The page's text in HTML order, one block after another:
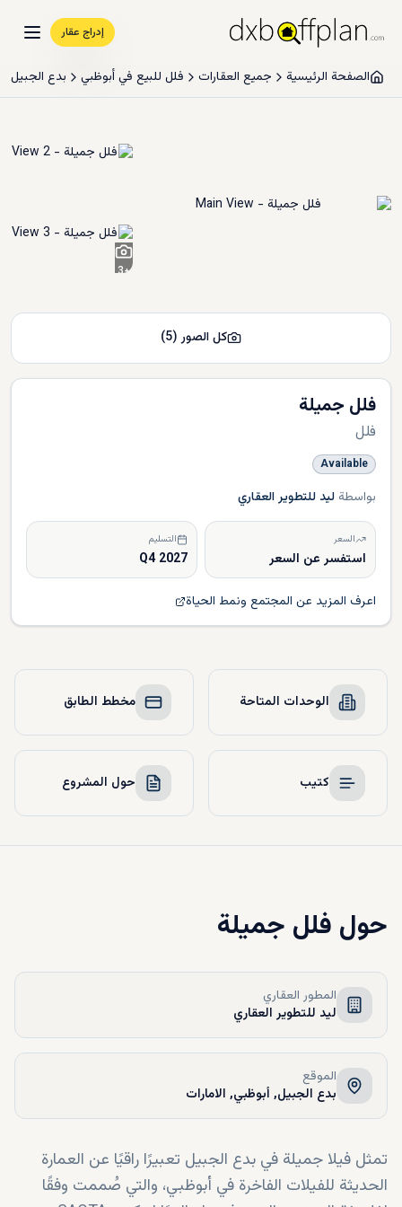
إدراج عقار
الصفحة الرئيسية جميع العقارات فلل للبيع في أبوظبي بدع الجبيل
فلل جميلة
فلل
Available
بواسطة ليد للتطوير العقاري
السعر
استفسر عن السعر
التسليم
Q4 2027
اعرف المزيد عن المجتمع ونمط الحياة
+
3
كل الصور(
5
)
الوحدات المتاحة مخطط الطابق
كتيب حول المشروع
حول فلل جميلة
المطور العقاري
ليد للتطوير العقاري
الموقع
بدع الجبيل, أبوظبي, الامارات
تمثل فيلا جميلة في بدع الجبيل تعبيرًا راقيًا عن العمارة
الحديثة للفيلات الفاخرة في أبوظبي، والتي صُممت وفقًا